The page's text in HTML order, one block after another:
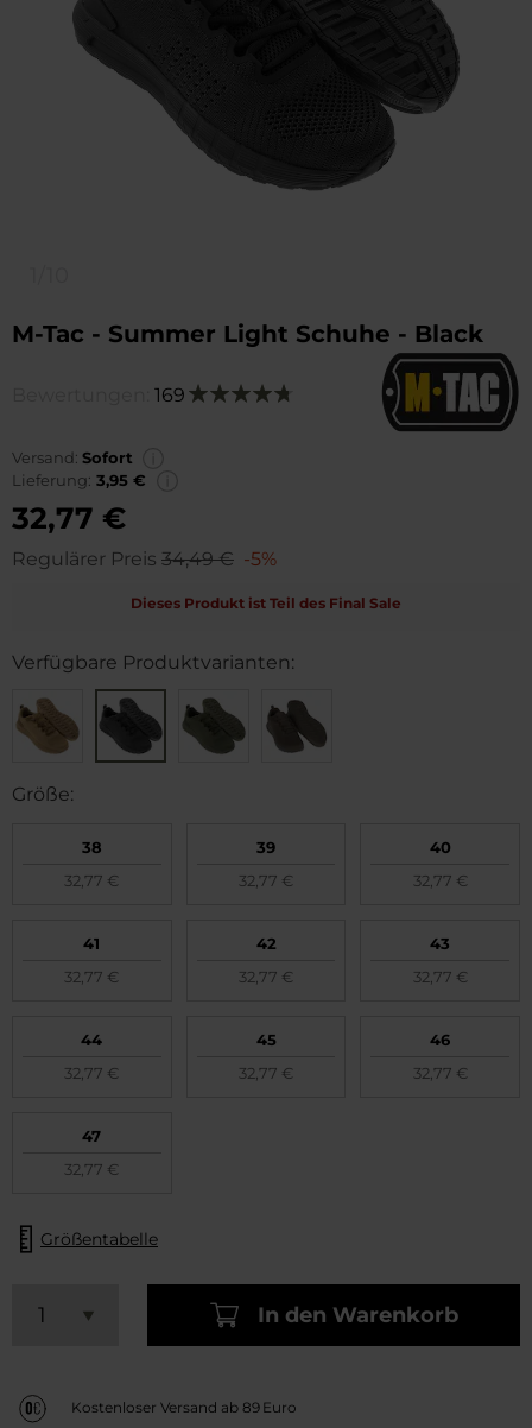
M-Tac - Summer Light Schuhe - Black
169 Bewertung:
Versand: Sofort
Lieferung: 3,95 €
32,77 €
Regulärer Preis 34,49 € -5%
Dieses Produkt ist Teil des Final Sale
Verfügbare Produktvarianten:
Größe:
38
32,77 €
39
32,77 €
40
32,77 €
41
32,77 €
42
32,77 €
43
32,77 €
44
32,77 €
45
32,77 €
46
32,77 €
47
32,77 €
Größentabelle
In den Warenkorb
Kostenloser Versand ab 89 Euro